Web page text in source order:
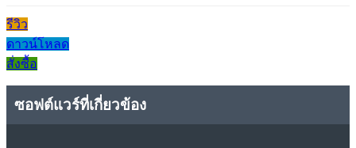
รีวิว
ดาวน์โหลด
สั่งซื้อ
ซอฟต์แวร์ที่เกี่ยวข้อง